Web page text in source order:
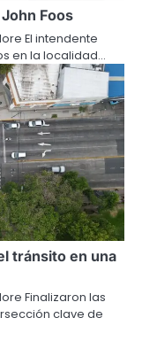
Foos
El intendente
en la localidad…
tránsito en una
Finalizaron las
clave de